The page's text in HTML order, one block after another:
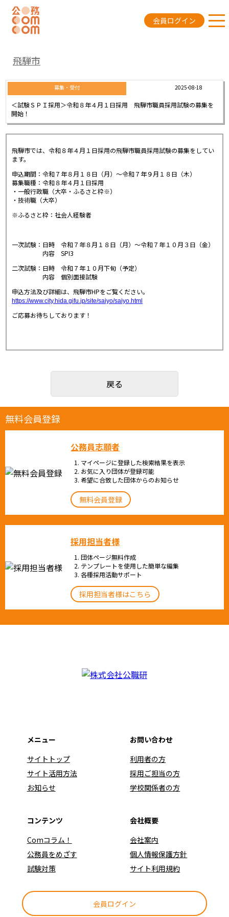
会員ログイン
飛騨市
募集・受付
＜試験ＳＰＩ採用＞令和８年４月１日採用 飛騨市職員採用試験の募集を
開始！
2025-08-18
飛騨市では、令和８年４月１日採用の飛騨市職員採用試験の募集をしてい
ます。
申込期間：令和７年８月１８日（月）～令和７年９月１８日（木）
募集職種：令和８年４月１日採用
・一般行政職（大卒・ふるさと枠※）
・技術職（大卒）
※ふるさと枠：社会人経験者
一次試験：日時 令和７年８月１８日（月）～令和７年１０月３日（金）
内容 SPI3
二次試験：日時 令和７年１０月下旬（予定）
内容 個別面接試験
申込方法及び詳細は、飛騨市HPをご覧ください。
https://www.city.hida.gifu.jp/site/saiyo/saiyo.html
ご応募お待ちしております！
戻る
無料会員登録
公務員志願者
マイページに登録した検索結果を表示
お気に入り団体が登録可能
希望に合致した団体からのお知らせ
無料会員登録
採用担当者様
団体ページ無料作成
テンプレートを使用した簡単な編集
各種採用活動サポート
採用担当者様はこちら
メニュー
サイトトップ
サイト活用方法
お知らせ
お問い合わせ
利用者の方
採用ご担当の方
学校関係者の方
コンテンツ
Comコラム！
公務員をめざす
試験対策
会社概要
会社案内
個人情報保護方針
サイト利用規約
会員ログイン